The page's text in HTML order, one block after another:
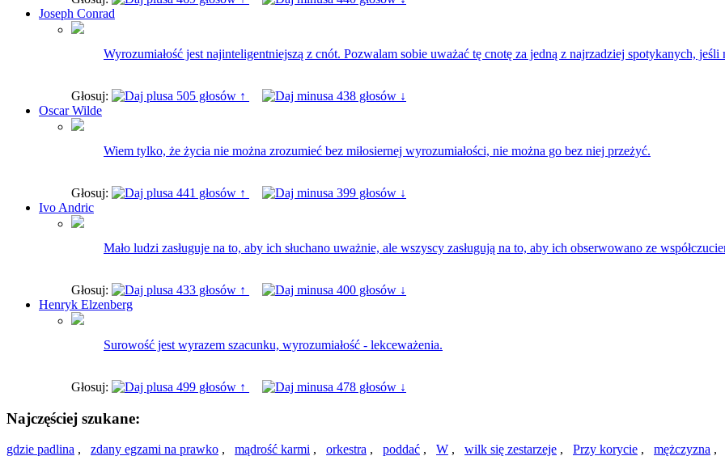
Joseph Conrad
Wyrozumiałość jest najinteligentniejszą z cnót. Pozwalam sobie uważać tę cnotę za jedną z najrzadziej spotykanych, jeśli
Głosuj: 505 głosów ↑
438 głosów ↓
Oscar Wilde
Wiem tylko, że życia nie można zrozumieć bez miłosiernej wyrozumiałości, nie można go bez niej przeżyć.
Głosuj: 441 głosów ↑
399 głosów ↓
Ivo Andric
Mało ludzi zasługuje na to, aby ich słuchano uważnie, ale wszyscy zasługują na to, aby ich obserwowano ze
Głosuj: 433 głosów ↑
400 głosów ↓
Henryk Elzenberg
Surowość jest wyrazem szacunku, wyrozumiałość - lekceważenia.
Głosuj: 499 głosów ↑ 478 głosów ↓
Najczęściej szukane:
gdzie padlina , zdany egzami na prawko , mądrość karmi , orkestra , poddać , W , wilk się zestarzeje , Przy korycie , mężczyzna ,